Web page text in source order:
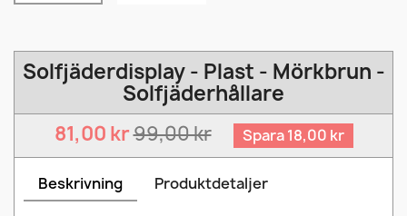
Solfjäderdisplay - Plast - Mörkbrun -
Solfjäderhållare
81,00 kr99,00 kr Spara 18,00 kr
Beskrivning Produktdetaljer